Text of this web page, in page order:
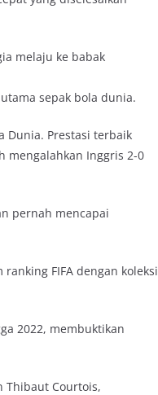
melaju ke babak
sepak bola dunia.
Dunia. Prestasi terbaik
mengalahkan Inggris 2-0
pernah mencapai
FIFA dengan koleksi
2022, membuktikan
Thibaut Courtois,